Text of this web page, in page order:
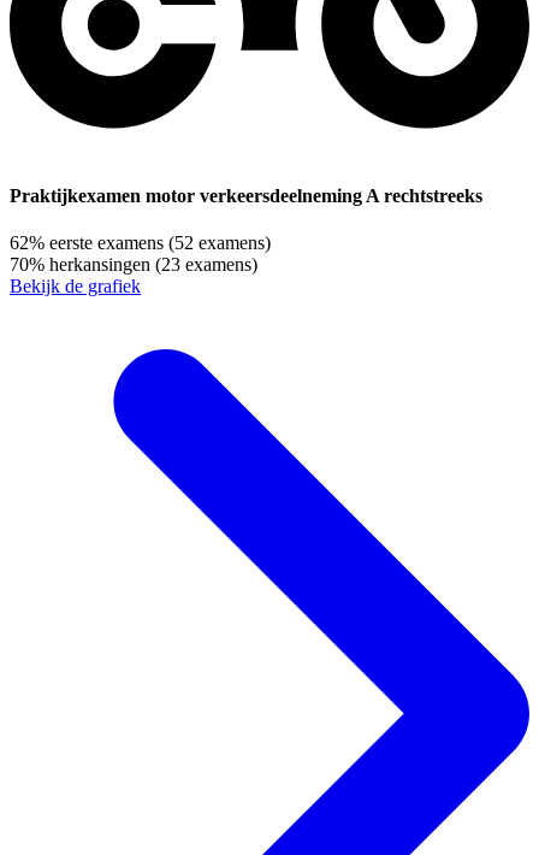
Praktijkexamen motor verkeersdeelneming A rechtstreeks
62% eerste examens (52 examens)
70% herkansingen (23 examens)
Bekijk de grafiek